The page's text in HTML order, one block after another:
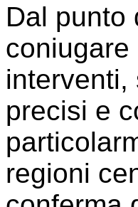
Dal punto
interventi,
precisi e
regioni